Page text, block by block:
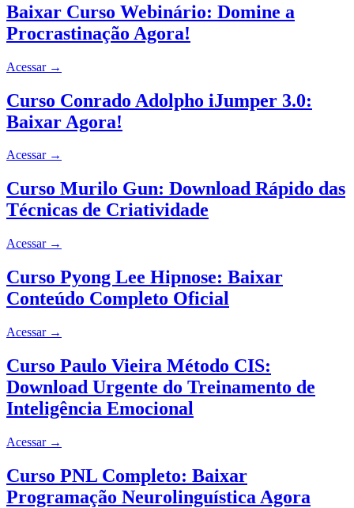
Baixar Curso Webinário: Domine a
Procrastinação Agora!
Acessar →
Curso Conrado Adolpho iJumper 3.0:
Baixar Agora!
Acessar →
Curso Murilo Gun: Download Rápido das
Técnicas de Criatividade
Acessar →
Curso Pyong Lee Hipnose: Baixar
Conteúdo Completo Oficial
Acessar →
Curso Paulo Vieira Método CIS:
Download Urgente do Treinamento de
Inteligência Emocional
Acessar →
Curso PNL Completo: Baixar
Programação Neurolinguística Agora